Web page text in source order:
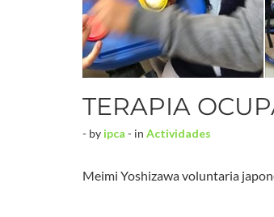
TERAPIA
- by ipca - in Actividades
Meimi Yoshizawa voluntaria